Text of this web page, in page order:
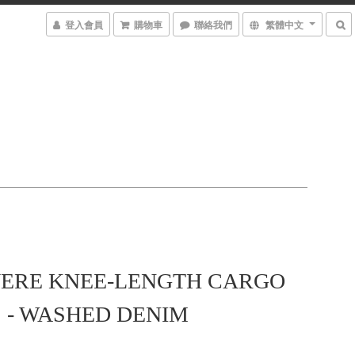
登入會員 購物車 聯絡我們 繁體中文
KNEE-LENGTH CARGO
- WASHED DENIM